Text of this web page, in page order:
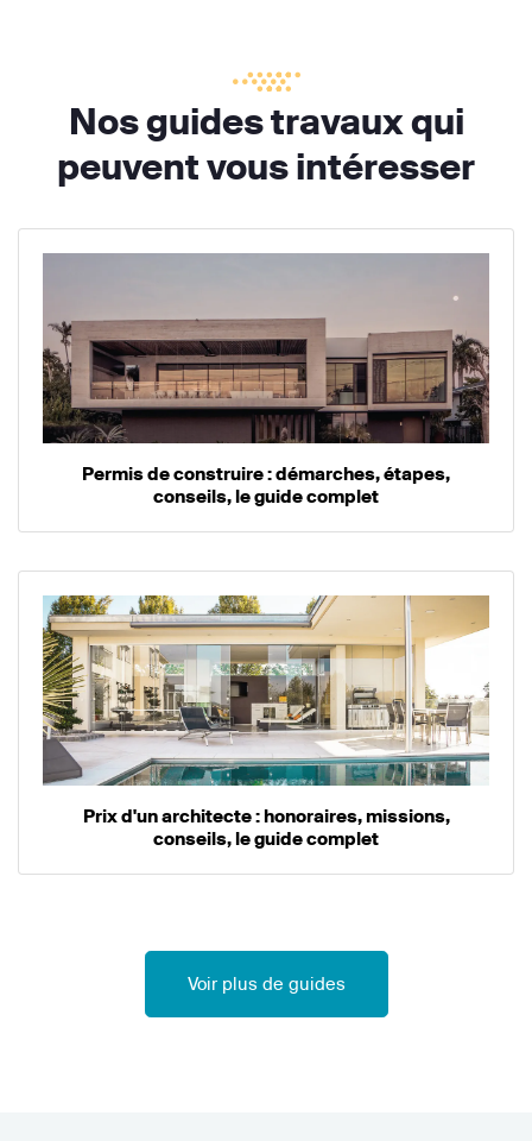
Nos guides travaux qui
peuvent vous intéresser
Permis de construire : démarches, étapes,
conseils, le guide complet
Prix d'un architecte : honoraires, missions,
conseils, le guide complet
Voir plus de guides